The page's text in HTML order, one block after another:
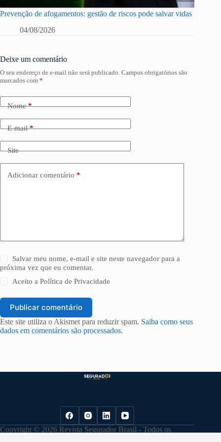
Prevenção de afogamentos: gestão de riscos pode salvar vidas
04/08/2026
Deixe um comentário
O seu endereço de e-mail não será publicado. Campos obrigatórios são
marcados com *
Nome*
E-mail*
Site
Adicionar comentário *
Salvar meu nome, e-mail e site neste navegador para a
próxima vez que eu comentar.
Aceito aPolítica de Privacidade
Publicar comentário
Este site utiliza o Akismet para reduzir spam. Saiba como seus
dados em comentários são processados.
Copyright © 2026 Revista Segurador Brasil - Todos os